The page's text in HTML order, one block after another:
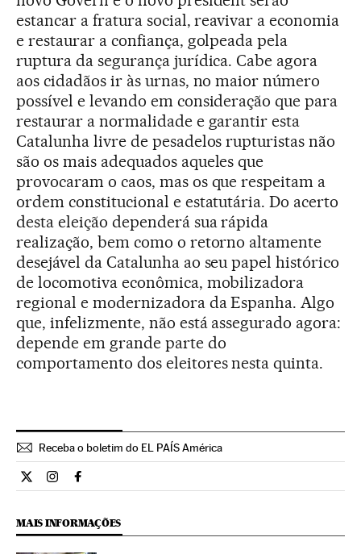
estancar a fratura social, reavivar a economia
e restaurar a confiança, golpeada pela
ruptura da segurança jurídica. Cabe agora
aos cidadãos ir às urnas, no maior número
possível e levando em consideração que para
restaurar a normalidade e garantir esta
Catalunha livre de pesadelos rupturistas não
são os mais adequados aqueles que
provocaram o caos, mas os que respeitam a
ordem constitucional e estatutária. Do acerto
desta eleição dependerá sua rápida
realização, bem como o retorno altamente
desejável da Catalunha ao seu papel histórico
de locomotiva econômica, mobilizadora
regional e modernizadora da Espanha. Algo
que, infelizmente, não está assegurado agora:
depende em grande parte do
comportamento dos eleitores nesta quinta.
Receba o boletim do EL PAÍS América
Opiniao El País Brasil en Twitter
Opiniao El País Brasil en Instagram
Opiniao El País Brasil en Facebook
MAIS INFORMAÇÕES